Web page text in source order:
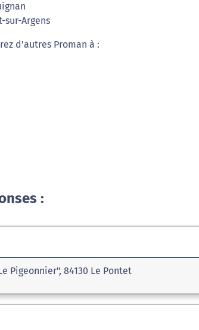
sur-Argens
d'autres Proman à :
:
Pigeonnier", 84130 Le Pontet